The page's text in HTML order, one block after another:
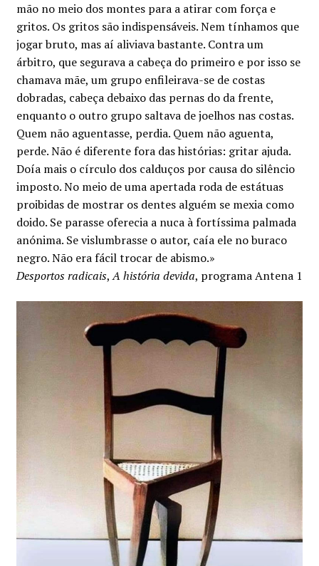
mão no meio dos montes para a atirar com força e
gritos. Os gritos são indispensáveis. Nem tínhamos que
jogar bruto, mas aí aliviava bastante. Contra um
árbitro, que segurava a cabeça do primeiro e por isso se
chamava mãe, um grupo enfileirava-se de costas
dobradas, cabeça debaixo das pernas do da frente,
enquanto o outro grupo saltava de joelhos nas costas.
Quem não aguentasse, perdia. Quem não aguenta,
perde. Não é diferente fora das histórias: gritar ajuda.
Doía mais o círculo dos calduços por causa do silêncio
imposto. No meio de uma apertada roda de estátuas
proibidas de mostrar os dentes alguém se mexia como
doido. Se parasse oferecia a nuca à fortíssima palmada
anónima. Se vislumbrasse o autor, caía ele no buraco
negro. Não era fácil trocar de abismo.»
Desportos radicais,A história devida, programa Antena 1